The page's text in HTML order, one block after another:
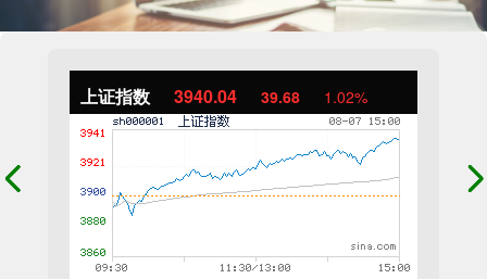
上证指数 3940.04 39.68 1.02%